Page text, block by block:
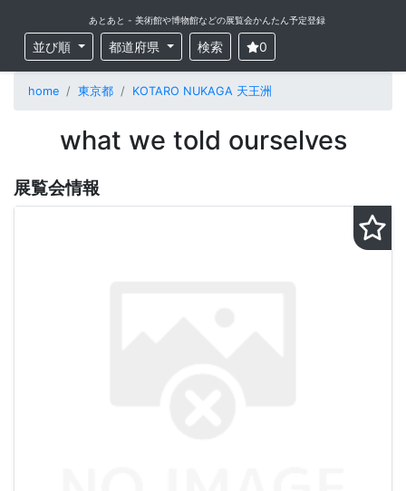
あとあと - 美術館や博物館などの展覧会かんたん予定登録
並び順 都道府県 検索 0
home 東京都 KOTARO NUKAGA 天王洲
what we told ourselves
展覧会情報